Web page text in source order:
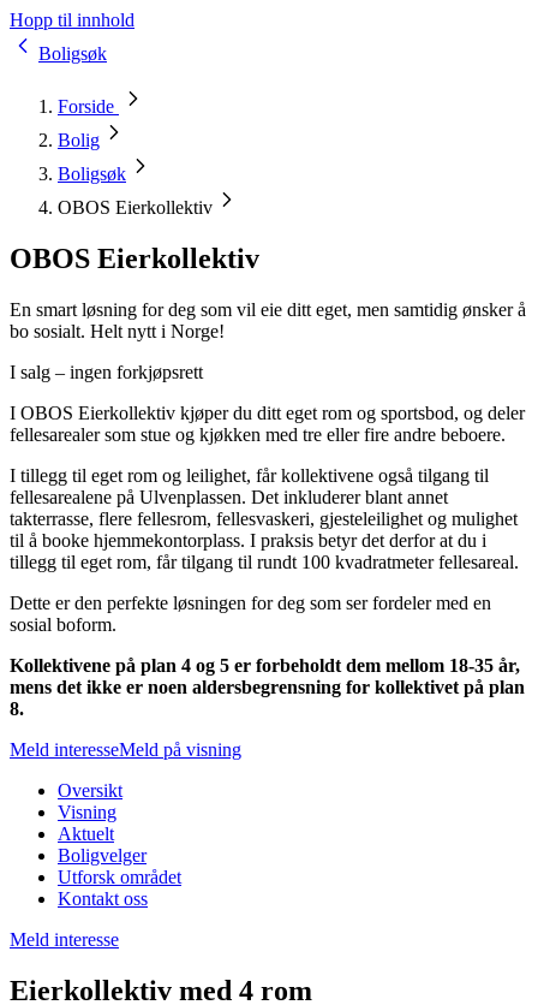
Hopp til innhold
Boligsøk
Forside
Bolig
Boligsøk
OBOS Eierkollektiv
OBOS Eierkollektiv
En smart løsning for deg som vil eie ditt eget, men samtidig ønsker å
bo sosialt. Helt nytt i Norge!
I salg – ingen forkjøpsrett
I OBOS Eierkollektiv kjøper du ditt eget rom og sportsbod, og deler
fellesarealer som stue og kjøkken med tre eller fire andre beboere.
I tillegg til eget rom og leilighet, får kollektivene også tilgang til
fellesarealene på Ulvenplassen. Det inkluderer blant annet
takterrasse, flere fellesrom, fellesvaskeri, gjesteleilighet og mulighet
til å booke hjemmekontorplass. I praksis betyr det derfor at du i
tillegg til eget rom, får tilgang til rundt 100 kvadratmeter fellesareal.
Dette er den perfekte løsningen for deg som ser fordeler med en
sosial boform.
Kollektivene på plan 4 og 5 er forbeholdt dem mellom 18-35 år,
mens det ikke er noen aldersbegrensning for kollektivet på plan
8.
Meld interesseMeld på visning
Oversikt
Visning
Aktuelt
Boligvelger
Utforsk området
Kontakt oss
Meld interesse
Eierkollektiv med 4 rom